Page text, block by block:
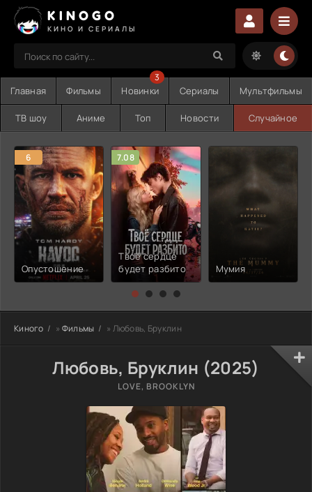
KINOGO
КИНО И СЕРИАЛЫ
Главная Фильмы Новинки
3
Сериалы Мультфильмы
ТВ шоу Аниме Топ Новости Случайное
6
Опустошение
7.08
Твоё сердце
будет разбито
Мумия
Киного » Фильмы » Любовь, Бруклин
Любовь, Бруклин (2025)
LOVE, BROOKLYN